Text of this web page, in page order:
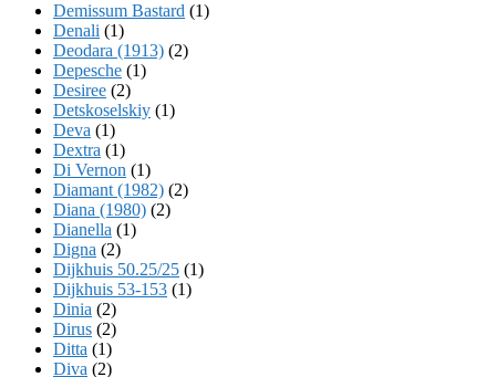
Demissum Bastard (1)
Denali (1)
Deodara (1913) (2)
Depesche (1)
Desiree (2)
Detskoselskiy (1)
Deva (1)
Dextra (1)
Di Vernon (1)
Diamant (1982) (2)
Diana (1980) (2)
Dianella (1)
Digna (2)
Dijkhuis 50.25/25 (1)
Dijkhuis 53-153 (1)
Dinia (2)
Dirus (2)
Ditta (1)
Diva (2)